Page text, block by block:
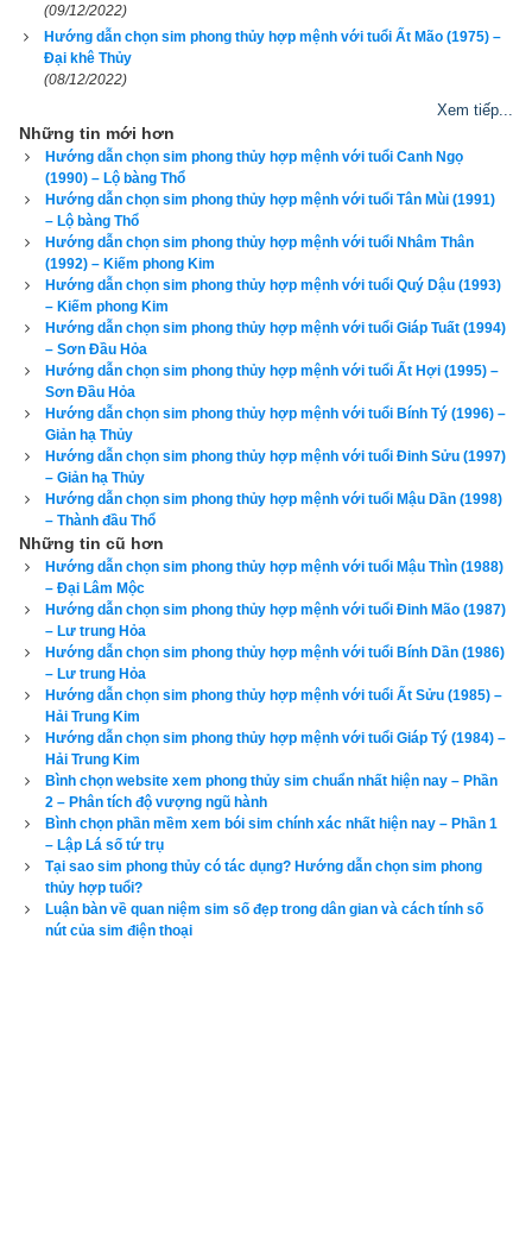
nhẹ thì chỉ tốn tiền thuốc, nặng thì tử vong. Vì vậy hãy luôn
cẩn trọng, đọc kỹ hướng dẫn sử dụng trước khi dùng chứ
đừng chơi sim phong thủy theo phong trào bởi nếu vận mệnh
của bạn tốt thì sim phong thủy có thể không có ảnh hưởng gì
nhiều đến bạn, nhưng nếu vận mệnh đã rất xấu rồi, nhiều khi
chỉ thêm 1 chút xấu (hung) nữa có khi là toi mạng. Cổ nhân đã
nói “Đại phú do Thiên, tiểu phú do Cần” tạm dịch là người giàu
có lớn, có tiền nhiều là do có phước được trời giúp, còn người
giàu có nhỏ là do cần kiệm, siêng năng làm việc và tiết kiệm
mà giàu. Vì vậy tôi luôn tự nhủ rằng vận mệnh của mình
không phải là phú quý thì mình luôn luôn phải nỗ lực, hành
thiện tích đức, tích cóp từng cái nhỏ để dần cải biến vận mệnh
của mình cho tốt hơn. Như vậy việc
tìm mua sim phong thủy
hợp tuổi là nhu cầu chính đáng của mỗi người. Vì vậy hãy bắt
đầu từ việc nhỏ là chọn lấy một cái sim phong thủy hợp với
mình.
Như vậy bước đầu tiên nhưng quan trọng nhất trong chọn sim
phong thủy là phải chọn đúng ngũ hành sim có tác dụng bổ trợ
cho thân chủ. Đa số độc giả hiện nay đều không am hiểu về
(09/12/2022)
Hướng dẫn chọn sim phong thủy hợp mệnh với tuổi Ất Mão (1975) –
Đại khê Thủy
(08/12/2022)
Xem tiếp...
Những tin mới hơn
Hướng dẫn chọn sim phong thủy hợp mệnh với tuổi Canh Ngọ
(1990) – Lộ bàng Thổ
Hướng dẫn chọn sim phong thủy hợp mệnh với tuổi Tân Mùi (1991)
– Lộ bàng Thổ
Hướng dẫn chọn sim phong thủy hợp mệnh với tuổi Nhâm Thân
(1992) – Kiếm phong Kim
Hướng dẫn chọn sim phong thủy hợp mệnh với tuổi Quý Dậu (1993)
– Kiếm phong Kim
Hướng dẫn chọn sim phong thủy hợp mệnh với tuổi Giáp Tuất (1994)
– Sơn Đầu Hỏa
Hướng dẫn chọn sim phong thủy hợp mệnh với tuổi Ất Hợi (1995) –
Sơn Đầu Hỏa
Hướng dẫn chọn sim phong thủy hợp mệnh với tuổi Bính Tý (1996) –
Giản hạ Thủy
Hướng dẫn chọn sim phong thủy hợp mệnh với tuổi Đinh Sửu (1997)
– Giản hạ Thủy
Hướng dẫn chọn sim phong thủy hợp mệnh với tuổi Mậu Dần (1998)
– Thành đầu Thổ
Những tin cũ hơn
Hướng dẫn chọn sim phong thủy hợp mệnh với tuổi Mậu Thìn (1988)
– Đại Lâm Mộc
Hướng dẫn chọn sim phong thủy hợp mệnh với tuổi Đinh Mão (1987)
– Lư trung Hỏa
Hướng dẫn chọn sim phong thủy hợp mệnh với tuổi Bính Dần (1986)
– Lư trung Hỏa
Hướng dẫn chọn sim phong thủy hợp mệnh với tuổi Ất Sửu (1985) –
Hải Trung Kim
Hướng dẫn chọn sim phong thủy hợp mệnh với tuổi Giáp Tý (1984) –
Hải Trung Kim
Bình chọn website xem phong thủy sim chuẩn nhất hiện nay – Phần
2 – Phân tích độ vượng ngũ hành
Bình chọn phần mềm xem bói sim chính xác nhất hiện nay – Phần 1
– Lập Lá số tứ trụ
Tại sao sim phong thủy có tác dụng? Hướng dẫn chọn sim phong
thủy hợp tuổi?
Luận bàn về quan niệm sim số đẹp trong dân gian và cách tính số
nút của sim điện thoại